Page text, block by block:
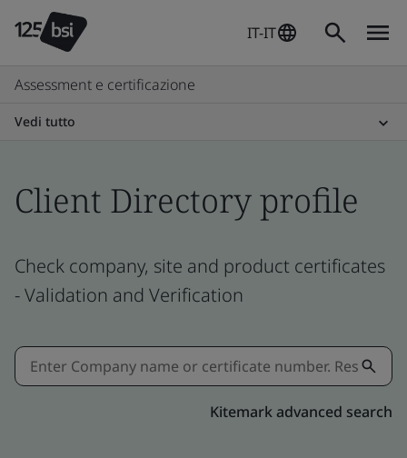
IT-IT
Assessment e certificazione
Vedi tutto
Client Directory profile
Check company, site and product certificates
- Validation and Verification
Kitemark advanced search